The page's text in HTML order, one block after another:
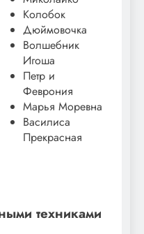
Колобок
Дюймовочка
Волшебник
Игоша
Петр и
Феврония
Марья Моревна
Василиса
Прекрасная
техниками